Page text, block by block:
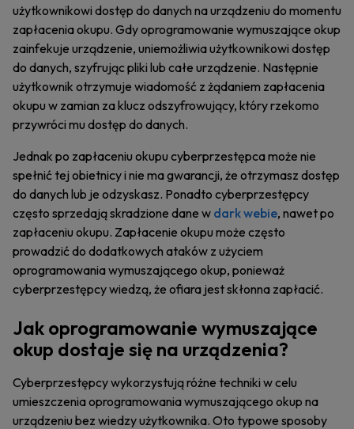
użytkownikowi dostęp do danych na urządzeniu do momentu
zapłacenia okupu. Gdy oprogramowanie wymuszające okup
zainfekuje urządzenie, uniemożliwia użytkownikowi dostęp
do danych, szyfrując pliki lub całe urządzenie. Następnie
użytkownik otrzymuje wiadomość z żądaniem zapłacenia
okupu w zamian za klucz odszyfrowujący, który rzekomo
przywróci mu dostęp do danych.
Jednak po zapłaceniu okupu cyberprzestępca może nie
spełnić tej obietnicy i nie ma gwarancji, że otrzymasz dostęp
do danych lub je odzyskasz. Ponadto cyberprzestępcy
często sprzedają skradzione dane w dark webie, nawet po
zapłaceniu okupu. Zapłacenie okupu może często
prowadzić do dodatkowych ataków z użyciem
oprogramowania wymuszającego okup, ponieważ
cyberprzestępcy wiedzą, że ofiara jest skłonna zapłacić.
Jak oprogramowanie wymuszające
okup dostaje się na urządzenia?
Cyberprzestępcy wykorzystują różne techniki w celu
umieszczenia oprogramowania wymuszającego okup na
urządzeniu bez wiedzy użytkownika. Oto typowe sposoby